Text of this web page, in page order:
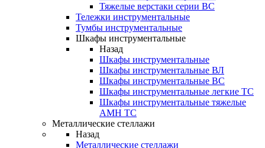
Тяжелые верстаки серии ВС
Тележки инструментальные
Тумбы инструментальные
Шкафы инструментальные
Назад
Шкафы инструментальные
Шкафы инструментальные ВЛ
Шкафы инструментальные ВС
Шкафы инструментальные легкие ТС
Шкафы инструментальные тяжелые
AMH TC
Металлические стеллажи
Назад
Металлические стеллажи